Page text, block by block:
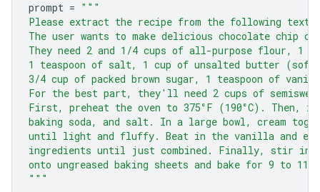
prompt = """
Please extract the recipe from the following text.
The user wants to make delicious chocolate chip
They need 2 and 1/4 cups of all-purpose flour, 1
1 teaspoon of salt, 1 cup of unsalted butter
3/4 cup of packed brown sugar, 1 teaspoon of
For the best part, they'll need 2 cups of
First, preheat the oven to 375°F (190°C). Then,
baking soda, and salt. In a large bowl, cream
until light and fluffy. Beat in the vanilla and
ingredients until just combined. Finally, stir in
onto ungreased baking sheets and bake for 9 to 11
"""